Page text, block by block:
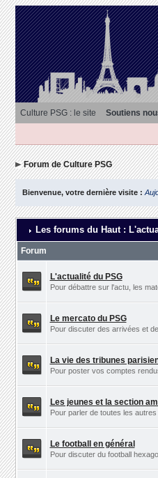
Culture PSG : le site Soutiens
Forum de Culture PSG
Bienvenue, votre dernière visite :
Les forums du Haut :
Forum
L'actualité du PSG
Pour débattre sur l'actu, les
Le mercato du PSG
Pour discuter des arrivées et
La vie des tribunes
Pour poster vos comptes
Les jeunes et la section
Pour parler de toutes les
Le football en général
Pour discuter du football